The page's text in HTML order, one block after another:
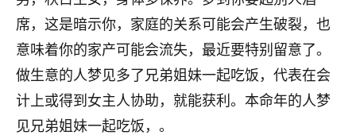
席，这是暗示你，家庭的关系可能会产生破裂，也
意味着你的家产可能会流失，最近要特别留意了。
做生意的人梦见多了兄弟姐妹一起吃饭，代表在会
计上或得到女主人协助，就能获利。本命年的人梦
见兄弟姐妹一起吃饭，。
青春168
我也想要，我也想要！
2天前 来自山西 15
Jessica李
老师做不做超度法事？我想给我奶奶做超度，她今年
刚去世了。